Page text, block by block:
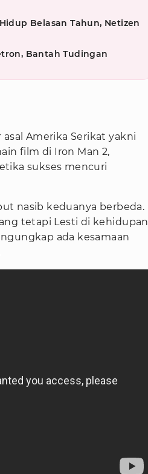
Belasan Tahun, Netizen
Bantah Tudingan
Amerika Serikat yakni
film di Iron Man 2,
sukses mencuri
nasib keduanya berbeda.
tetapi Lesti di kehidupan
ada kesamaan